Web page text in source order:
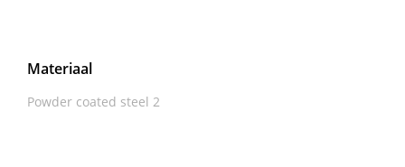
Materiaal
Powder coated steel 2